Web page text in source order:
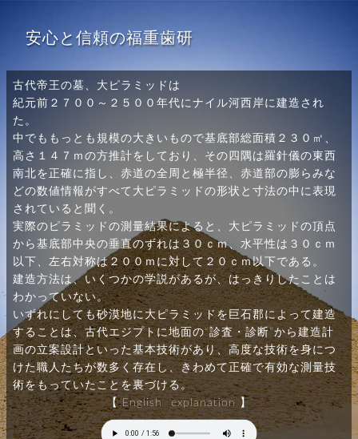
安心と信頼の福重歯研
古代帝王の墓、大ピラミッドは
紀元前２７００～２５００年代にナイル河西岸に建造され
た。
中でももっとも規模の大きいもので基底部総面積２３０㎡、
高さ１４７ｍの方推計をしており、その四隅は羅針儀の東西
南北を正確に指し、赤道の全周と極半径、赤道部の膨らみな
どの数値情報がすべて大ピラミッドの形状と寸法の中に表現
されていると聞く。
実際のピラミッドの測量結果によると、大ピラミッドの頂点
から基底部中央の垂直のずれは３０ｃｍ、水平性は３０ｃｍ
以下、左右対称は２００ｍに対して２０ｃｍ以下である。
建造方法は、いくつかの学説があるが、はっきりしたことは
わかっていない。
いずれにしても砂漠地に大ピラミッドを巨石郡によって建造
することは、古代エジプトに地面の“診査・診断”から建造計
画の立案設計といった基本技術があり、高度な技術を身につ
けた職人たちが数多く存在し、きわめて正確で有効な測量技
術をもっていたことを裏づける。
【English explanation】